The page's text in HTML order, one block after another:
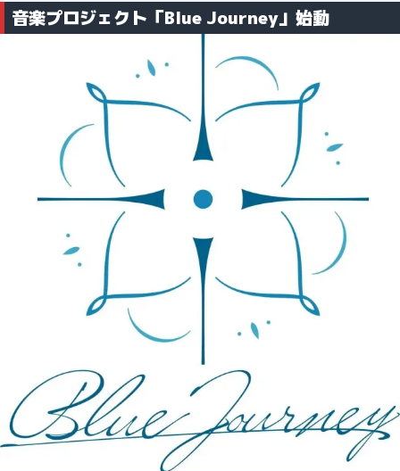
音楽プロジェクト「Blue Journey」始動